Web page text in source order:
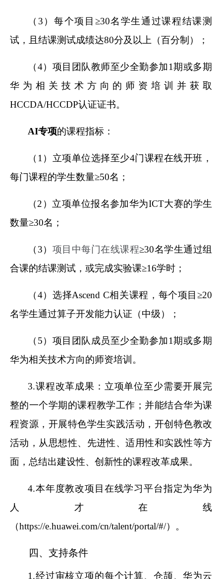
（3）每个项目≥30名学生通过课程结课测
试，且结课测试成绩达80分及以上（百分制）；
（4）项目团队教师至少全勤参加1期或多期
华为相关技术方向的师资培训并获取
HCCDA/HCCDP认证证书。
AI专项的课程指标：
（1）立项单位选择至少4门课程在线开班，
每门课程的学生数量≥50名；
（2）立项单位报名参加华为ICT大赛的学生
数量≥30名；
（3） 项目中每门在线课程≥30名学生通过组
合课的结课测试，或完成实验课≥16学时；
（4）选择Ascend C相关课程，每个项目≥20
名学生通过算子开发能力认证（中级）；
（5）项目团队成员至少全勤参加1期或多期
华为相关技术方向的师资培训。
3.课程改革成果：立项单位至少需要开展完
整的一个学期的课程教学工作；并能结合华为课
程资源，开展特色学生实践活动，开创特色教改
活动，从思想性、先进性、适用性和实践性等方
面，总结出建设性、创新性的课程改革成果。
4.本年度教改项目在线学习平台指定为华为
人才在线
（https://e.huawei.com/cn/talent/portal/#/）。
四、支持条件
1.经过审核立项的每个计算、仓颉、华为云